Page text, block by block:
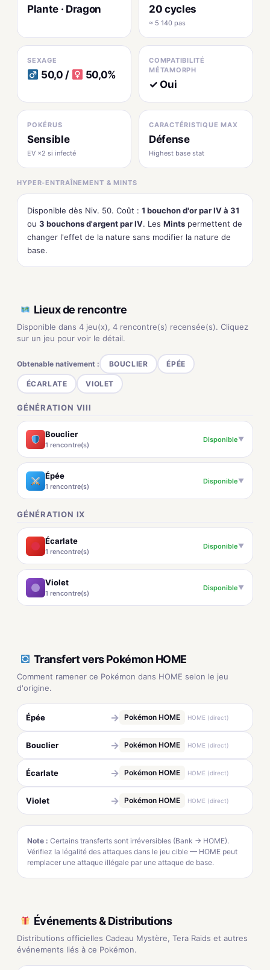
Plante · Dragon 20 cycles
≈ 5 140 pas
SEXAGE
50,0 / 50,0%
COMPATIBILITÉ
MÉTAMORPH
✓ Oui
POKÉRUS
Sensible
EV ×2 si infecté
CARACTÉRISTIQUE MAX
Défense
Highest base stat
HYPER-ENTRAÎNEMENT & MINTS
Disponible dès Niv. 50. Coût : 1 bouchon d'or par IV à 31
ou 3 bouchons d'argent par IV. Les Mints permettent de
changer l'effet de la nature sans modifier la nature de
base.
Lieux de rencontre
Disponible dans 4 jeu(x), 4 rencontre(s) recensée(s). Cliquez
sur un jeu pour voir le détail.
Obtenable nativement : BOUCLIER ÉPÉE
ÉCARLATE VIOLET
GÉNÉRATION VIII
Bouclier
1 rencontre(s)
Disponible▼
Épée
1 rencontre(s)
Disponible▼
GÉNÉRATION IX
Écarlate
1 rencontre(s)
Disponible▼
Violet
1 rencontre(s)
Disponible▼
Transfert vers Pokémon HOME
Comment ramener ce Pokémon dans HOME selon le jeu
d'origine.
Épée → Pokémon HOME HOME (direct)
Bouclier → Pokémon HOME HOME (direct)
Écarlate → Pokémon HOME HOME (direct)
Violet → Pokémon HOME HOME (direct)
Note : Certains transferts sont irréversibles (Bank → HOME).
Vérifiez la légalité des attaques dans le jeu cible — HOME peut
remplacer une attaque illégale par une attaque de base.
Événements & Distributions
Distributions officielles Cadeau Mystère, Tera Raids et autres
événements liés à ce Pokémon.